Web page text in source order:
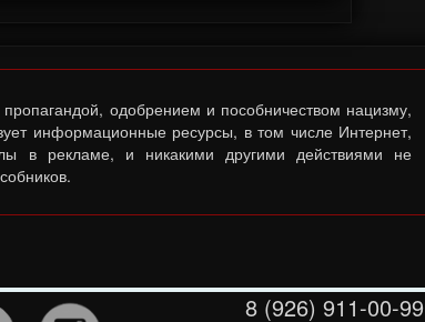
одобрением и пособничеством нацизму,
информационные ресурсы, в том числе Интернет,
в рекламе, и никакими другими действиями не
8 (926) 911-00-99